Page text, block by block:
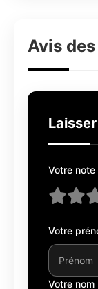
Avis
Votre note
Votre
Votre nom